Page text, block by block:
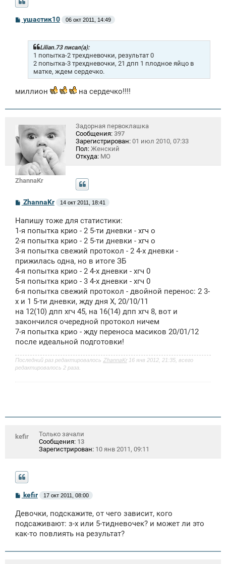
С
о
ушастик10 06 окт 2011, 14:49
Lilian.73 писал(а):
1 попытка-2 трехдневочки, результат 0
2 попытка-3 трехдневочки, 21 дпп 1 плодное яйцо в
матке, ждем сердечко.
миллион на сердечко!!!!
ZhannaKr
Задорная первоклашка
Сообщения: 397
Зарегистрирован: 01 июл 2010, 07:33
Пол: Женский
Откуда: МО
С
о
б
щ
н
и
ZhannaKr 14 окт 2011, 18:41
Напишу тоже для статистики:
1-я попытка крио - 2 5-ти дневки - хгч о
2-я попытка крио - 2 5-ти дневки - хгч о
3-я попытка свежий протокол - 2 4-х дневки -
прижилась одна, но в итоге ЗБ
4-я попытка крио - 2 4-х дневки - хгч 0
5-я попытка крио - 3 4-х дневки - хгч 0
6-я попытка свежий протокол - двойной перенос: 2 3-
х и 1 5-ти дневки, жду дня Х, 20/10/11
на 12(10) дпп хгч 45, на 16(14) дпп хгч 8, вот и
закончился очередной протокол ничем
7-я попытка крио - жду переноса масиков 20/01/12
после идеальной подготовки!
Последний раз редактировалось ZhannaKr16 янв 2012, 21:35, всего
редактировалось 2 раза.
kefir
Только зачали
Сообщения: 13
Зарегистрирован: 10 янв 2011, 09:11
С
б
щ
е
н
е
kefir 17 окт 2011, 08:00
Девочки, подскажите, от чего зависит, кого
подсаживают: з-х или 5-тидневочек? и может ли это
как-то повлиять на результат?